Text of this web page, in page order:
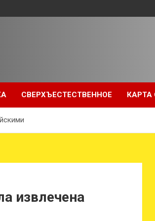
СВЕРХЪЕСТЕСТВЕННОЕ КАРТА
извлечена